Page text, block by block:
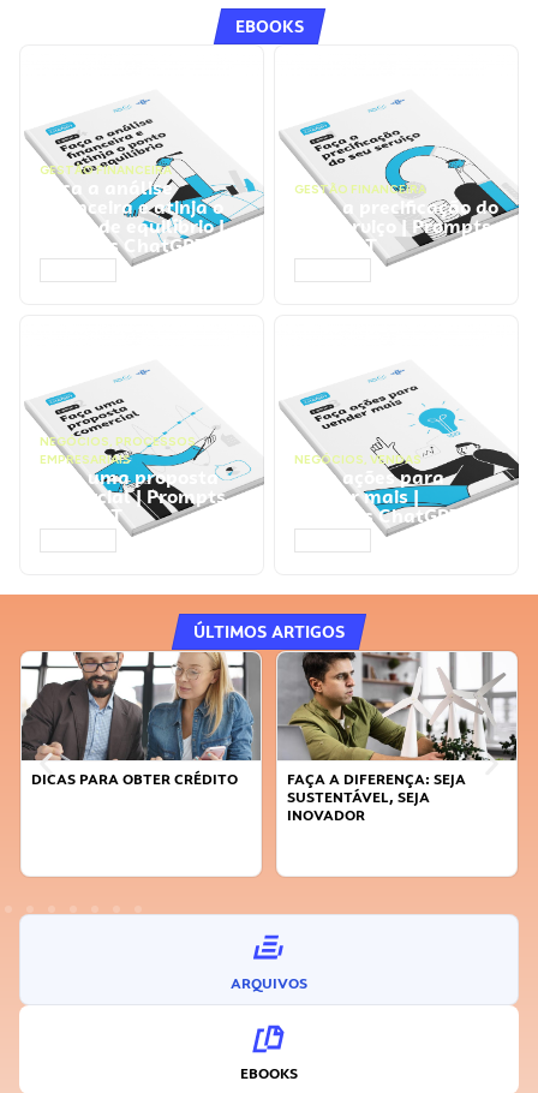
EBOOKS
GESTÃO FINANCEIRA
Faça a análise
financeira e atinja o
ponto de equilíbrio |
Prompts ChatGPT
GESTÃO FINANCEIRA
Faça a precificação do
seu serviço | Prompts
ChatGPT
NEGÓCIOS, PROCESSOS
EMPRESARIAIS
Faça uma proposta
comercial | Prompts
ChatGPT
NEGÓCIOS, VENDAS
Faça ações para
vender mais |
Prompts ChatGPT
ÚLTIMOS ARTIGOS
DICAS PARA OBTER CRÉDITO
FAÇA A DIFERENÇA: SEJA
SUSTENTÁVEL, SEJA
INOVADOR
ARQUIVOS
EBOOKS